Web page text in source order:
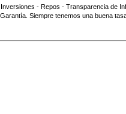
- Repos - Transparencia de
Siempre tenemos una buena